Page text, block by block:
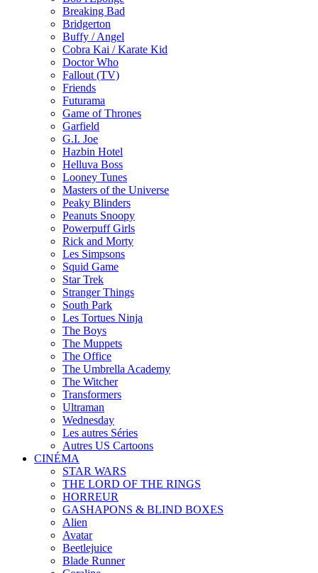
Breaking Bad
Bridgerton
Buffy / Angel
Cobra Kai / Karate Kid
Doctor Who
Fallout (TV)
Friends
Futurama
Game of Thrones
Garfield
G.I. Joe
Hazbin Hotel
Helluva Boss
Looney Tunes
Masters of the Universe
Peaky Blinders
Peanuts Snoopy
Powerpuff Girls
Rick and Morty
Les Simpsons
Squid Game
Star Trek
Stranger Things
South Park
Les Tortues Ninja
The Boys
The Muppets
The Office
The Umbrella Academy
The Witcher
Transformers
Ultraman
Wednesday
Les autres Séries
Autres US Cartoons
CINÉMA
STAR WARS
THE LORD OF THE RINGS
HORREUR
GASHAPONS & BLIND BOXES
Alien
Avatar
Beetlejuice
Blade Runner